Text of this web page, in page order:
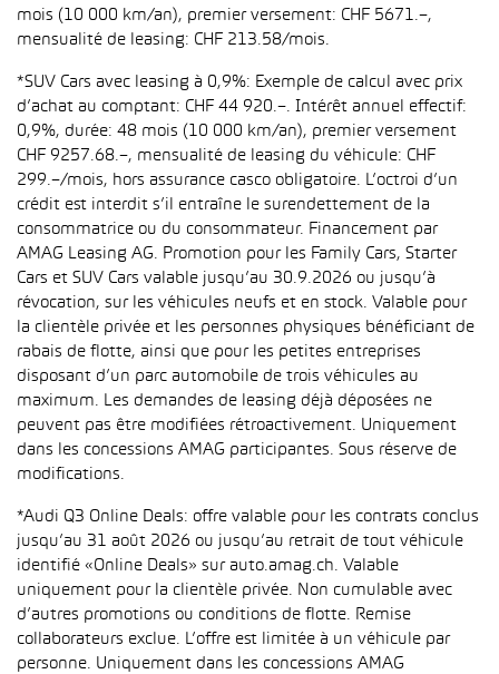
mois (10 000 km/an), premier versement: CHF 5671.–,
mensualité de leasing: CHF 213.58/mois.
*SUV Cars avec leasing à 0,9%: Exemple de calcul avec prix
d’achat au comptant: CHF 44 920.–. Intérêt annuel effectif:
0,9%, durée: 48 mois (10 000 km/an), premier versement
CHF 9257.68.–, mensualité de leasing du véhicule: CHF
299.–/mois, hors assurance casco obligatoire. L’octroi d’un
crédit est interdit s’il entraîne le surendettement de la
consommatrice ou du consommateur. Financement par
AMAG Leasing AG. Promotion pour les Family Cars, Starter
Cars et SUV Cars valable jusqu’au 30.9.2026 ou jusqu’à
révocation, sur les véhicules neufs et en stock. Valable pour
la clientèle privée et les personnes physiques bénéficiant de
rabais de flotte, ainsi que pour les petites entreprises
disposant d’un parc automobile de trois véhicules au
maximum. Les demandes de leasing déjà déposées ne
peuvent pas être modifiées rétroactivement. Uniquement
dans les concessions AMAG participantes. Sous réserve de
modifications.
*Audi Q3 Online Deals: offre valable pour les contrats conclus
jusqu’au 31 août 2026 ou jusqu’au retrait de tout véhicule
identifié «Online Deals» sur auto.amag.ch. Valable
uniquement pour la clientèle privée. Non cumulable avec
d’autres promotions ou conditions de flotte. Remise
collaborateurs exclue. L’offre est limitée à un véhicule par
personne. Uniquement dans les concessions AMAG